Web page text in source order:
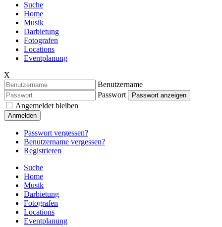
Suche
Home
Musik
Darbietung
Fotografen
Locations
Eventplanung
X
Benutzername
Passwort
Passwort anzeigen
Angemeldet bleiben
Anmelden
Passwort vergessen?
Benutzername vergessen?
Registrieren
Suche
Home
Musik
Darbietung
Fotografen
Locations
Eventplanung